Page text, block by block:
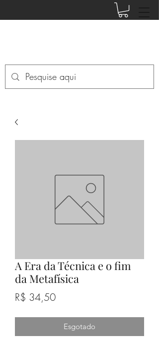
A Era da Técnica e o fim
da Metafísica
R$ 34,50Preço
Esgotado